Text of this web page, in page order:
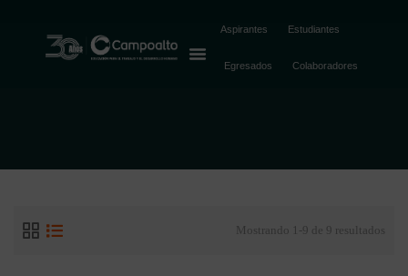
Aspirantes Estudiantes
Egresados Colaboradores
Tecnología
Mostrando 1-9 de 9 resultados